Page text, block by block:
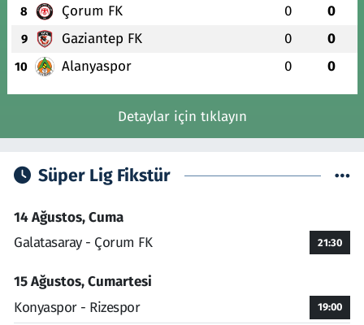
8 Çorum FK 0 0
9 Gaziantep FK 0 0
10 Alanyaspor 0 0
Detaylar için tıklayın
Süper Lig Fikstür
14 Ağustos, Cuma
Galatasaray - Çorum FK
21:30
15 Ağustos, Cumartesi
Konyaspor - Rizespor
19:00